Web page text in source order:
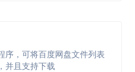
序，可将百度网盘文件列表
并且支持下载